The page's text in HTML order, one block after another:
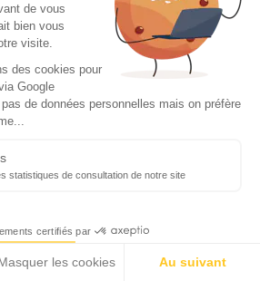
MED Vidéos
de vous
bien vous
visite.
des cookies pour
Google
de données personnelles mais on préfère
statistiques de consultation de notre site
certifiés par
les cookies Au suivant